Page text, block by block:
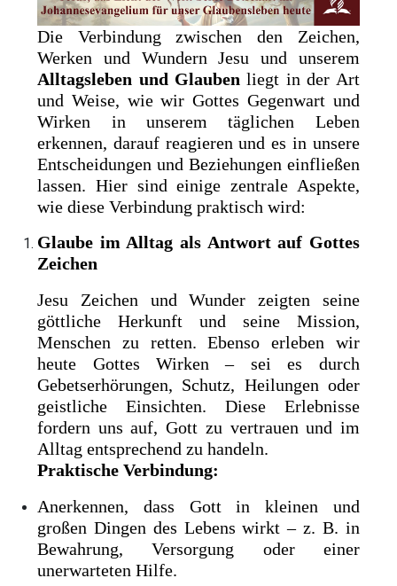
Die Verbindung zwischen den Zeichen,
Werken und Wundern Jesu und unserem
Alltagsleben und Glauben liegt in der Art
und Weise, wie wir Gottes Gegenwart und
Wirken in unserem täglichen Leben
erkennen, darauf reagieren und es in unsere
Entscheidungen und Beziehungen einfließen
lassen. Hier sind einige zentrale Aspekte,
wie diese Verbindung praktisch wird:
Glaube im Alltag als Antwort auf Gottes
Zeichen
Jesu Zeichen und Wunder zeigten seine
göttliche Herkunft und seine Mission,
Menschen zu retten. Ebenso erleben wir
heute Gottes Wirken – sei es durch
Gebetserhörungen, Schutz, Heilungen oder
geistliche Einsichten. Diese Erlebnisse
fordern uns auf, Gott zu vertrauen und im
Alltag entsprechend zu handeln.
Praktische Verbindung:
Anerkennen, dass Gott in kleinen und
großen Dingen des Lebens wirkt – z. B. in
Bewahrung, Versorgung oder einer
unerwarteten Hilfe.